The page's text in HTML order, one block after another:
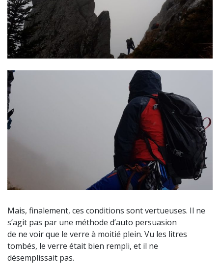
Mais, finalement, ces conditions sont vertueuses. Il ne
s’agit pas par une méthode d’auto persuasion
de ne voir que le verre à moitié plein. Vu les litres
tombés, le verre était bien rempli, et il ne
désemplissait pas.